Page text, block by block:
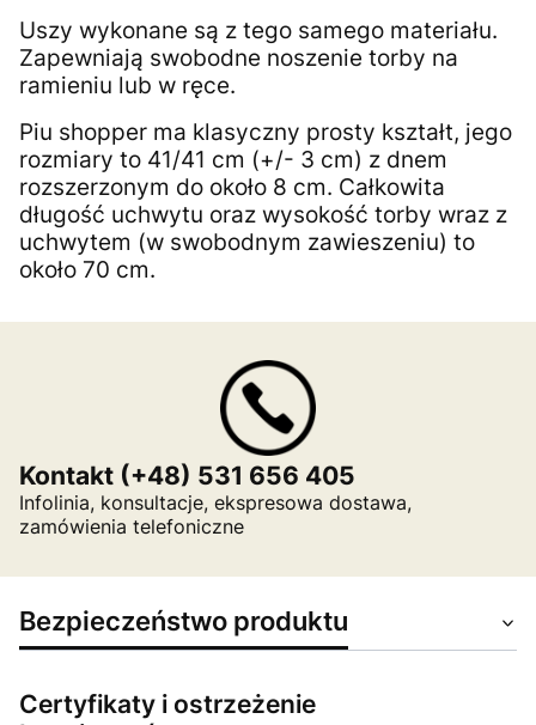
Uszy wykonane są z tego samego materiału.
Zapewniają swobodne noszenie torby na
ramieniu lub w ręce.
Piu shopper ma klasyczny prosty kształt, jego
rozmiary to 41/41 cm (+/- 3 cm) z dnem
rozszerzonym do około 8 cm. Całkowita
długość uchwytu oraz wysokość torby wraz z
uchwytem (w swobodnym zawieszeniu) to
około 70 cm.
Kontakt (+48) 531 656 405
Infolinia, konsultacje, ekspresowa dostawa,
zamówienia telefoniczne
Bezpieczeństwo produktu
Certyfikaty i ostrzeżenie